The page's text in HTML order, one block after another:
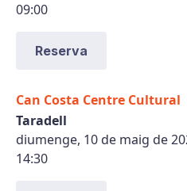
09:00
Reserva
Can Costa Centre Cultural
Taradell
diumenge, 10 de maig de
14:30